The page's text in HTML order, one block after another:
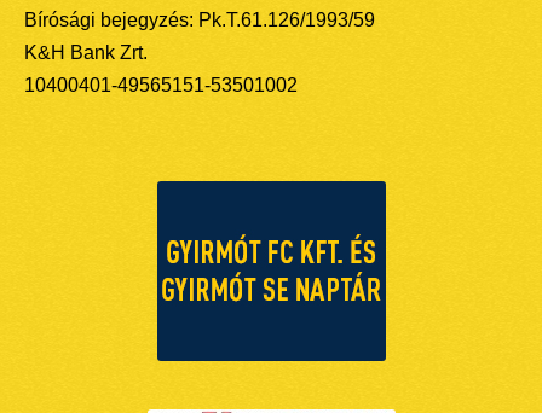
Bírósági bejegyzés: Pk.T.61.126/1993/59
K&H Bank Zrt.
10400401-49565151-53501002